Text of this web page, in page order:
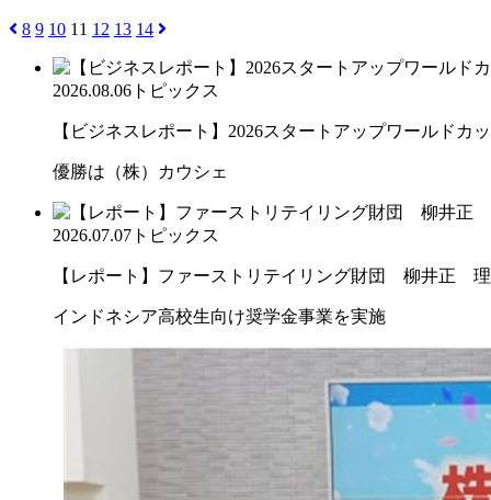
8 9 10 11 12 13 14
2026.08.06 トピックス
【ビジネスレポート】2026スタートアップワールドカ
優勝は（株）カウシェ
2026.07.07 トピックス
【レポート】ファーストリテイリング財団 柳井正
インドネシア高校生向け奨学金事業を実施